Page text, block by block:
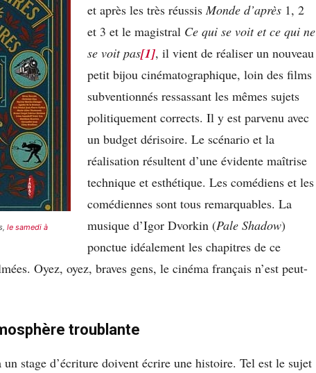
le samedi à
et après les très réussisMonde d’après 1, 2
et 3 et le magistral Ce qui se voit et ce qui ne
se voit pas[1], il vient de réaliser un nouveau
petit bijou cinématographique, loin des films
subventionnés ressassant les mêmes sujets
politiquement corrects. Il y est parvenu avec
un budget dérisoire. Le scénario et la
réalisation résultent d’une évidente maîtrise
technique et esthétique. Les comédiens et les
comédiennes sont tous remarquables. La
musique d’Igor Dvorkin (Pale Shadow)
ponctue idéalement les chapitres de ce
Oyez, oyez, braves gens, le cinéma français n’est peut-
troublante
stage d’écriture doivent écrire une histoire. Tel est le sujet